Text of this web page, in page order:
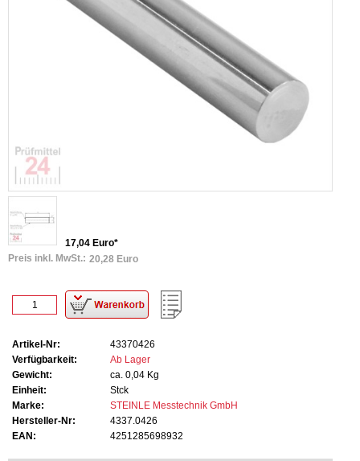
17,04 Euro*
Preis inkl. MwSt.: 20,28 Euro
Artikel-Nr:
43370426
Verfügbarkeit:
Ab Lager
Gewicht:
ca. 0,04 Kg
Einheit:
Stck
Marke:
STEINLE Messtechnik GmbH
Hersteller-Nr:
4337.0426
EAN:
4251285698932